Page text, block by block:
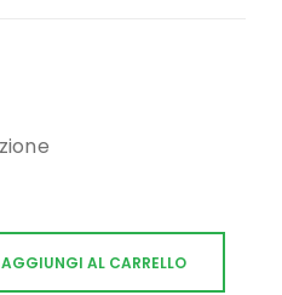
AGGIUNGI AL CARRELLO